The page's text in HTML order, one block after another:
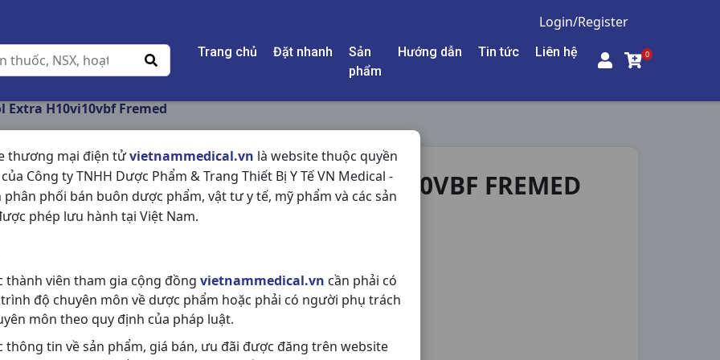
Login/Register
Trang chủ Đặt nhanh
Sản
phẩm
Hướng dẫn Tin tức Liên hệ 0
thương mại điện tửvietnammedical.vn là website thuộc quyền
Công ty TNHH Dược Phẩm & Trang Thiết Bị Y Tế VN Medical -
phân phối bán buôn dược phẩm, vật tư y tế, mỹ phẩm và các sản
phép lưu hành tại Việt Nam.
thành viên tham gia cộng đồng vietnammedical.vn cần phải có
độ chuyên môn về dược phẩm hoặc phải có người phụ trách
môn theo quy định của pháp luật.
thông tin về sản phẩm, giá bán, ưu đãi được đăng trên website
Extra H10vi10vbf Fremed
FREMEDOL EXTRA H10VI10VBF FREMED
NSX:Fremed
Chia sẻ qua mạng xã hội: